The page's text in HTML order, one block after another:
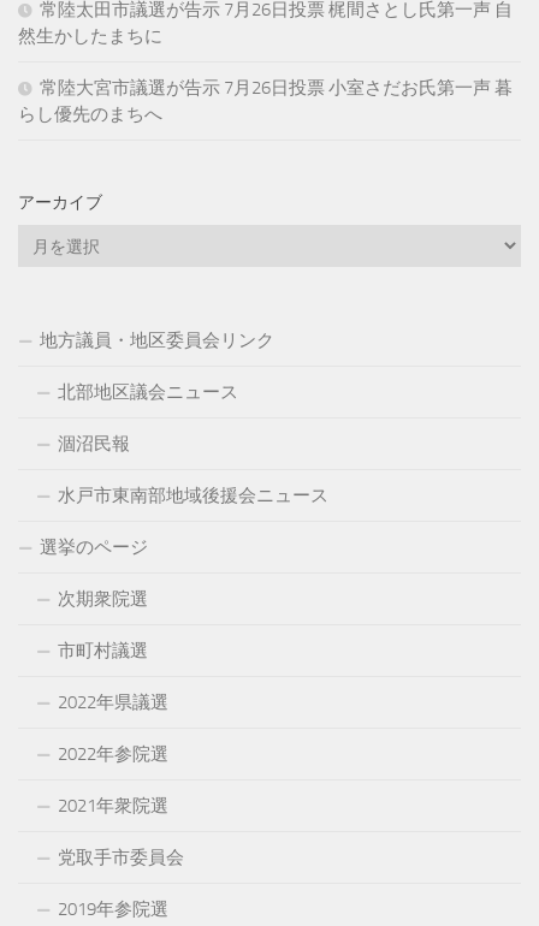
常陸太田市議選が告示 7月26日投票 梶間さとし氏第一声 自
然生かしたまちに
常陸大宮市議選が告示 7月26日投票 小室さだお氏第一声 暮
らし優先のまちへ
アーカイブ
地方議員・地区委員会リンク
北部地区議会ニュース
涸沼民報
水戸市東南部地域後援会ニュース
選挙のページ
次期衆院選
市町村議選
2022年県議選
2022年参院選
2021年衆院選
党取手市委員会
2019年参院選